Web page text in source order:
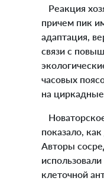
Реакция
причем пик
адаптация,
связи с
часовых
на
показало,
Авторы
клеточной